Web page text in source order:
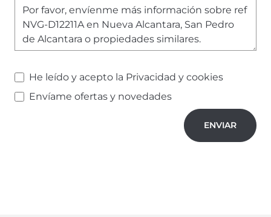
He leído y acepto la Privacidad y cookies
Envíame ofertas y novedades
ENVIAR